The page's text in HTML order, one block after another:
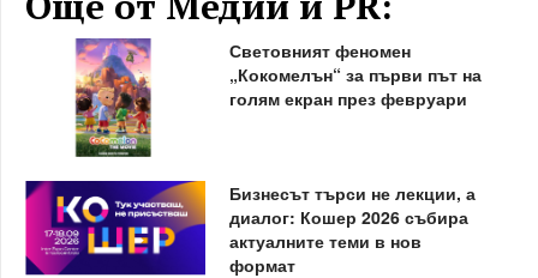
Световният феномен
„Кокомелън“ за първи път на
голям екран през февруари
Бизнесът търси не лекции, а
диалог: Кошер 2026 събира
актуалните теми в нов
формат